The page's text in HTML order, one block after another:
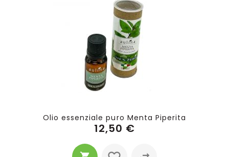
Olio essenziale puro Menta Piperita
12,50 €